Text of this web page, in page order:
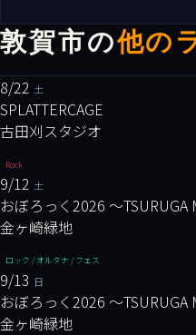
敦賀市の他の
8/22 土
SPLATTERCAGE
古田刈スタジオ
Rock
9/12 土
おぼろっく2026 ～TSURUGA
金ヶ崎緑地
ロック / オルタナ / フェス
9/13 日
おぼろっく2026 ～TSURUGA
金ヶ崎緑地